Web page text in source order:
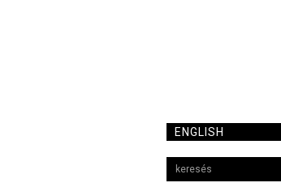
ENGLISH